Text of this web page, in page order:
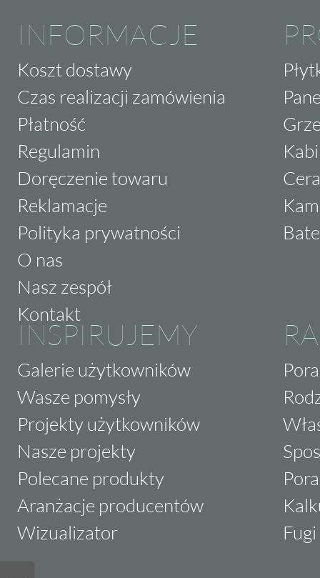
INFORMACJE
Koszt dostawy
Czas realizacji zamówienia
Płatność
Regulamin
Doręczenie towaru
Reklamacje
Polityka prywatności
O nas
Nasz zespół
Kontakt
INSPIRUJEMY
Galerie użytkowników
Wasze pomysły
Projekty użytkowników
Nasze projekty
Polecane produkty
Aranżacje producentów
Wizualizator